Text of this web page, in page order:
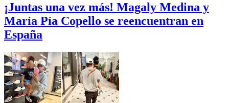
¡Juntas una vez más! Magaly Medina y
María Pía Copello se reencuentran en
España